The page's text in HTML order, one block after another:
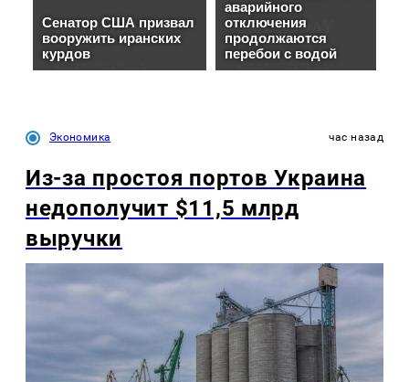
Экономика час назад
Из-за простоя портов Украина
недополучит $11,5 млрд
выручки